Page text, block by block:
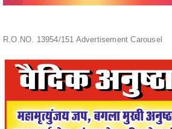
R.O.NO. 13954/151 Advertisement Carousel